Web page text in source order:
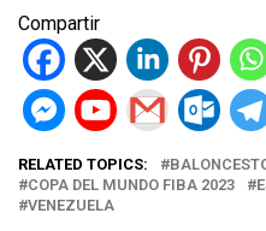
Compartir
RELATED TOPICS:
COPA DEL MUNDO FIBA 2023
VENEZUELA